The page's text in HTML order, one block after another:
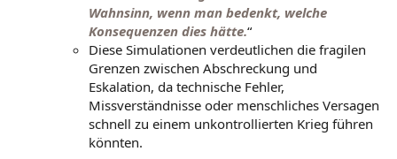
Wahnsinn, wenn man bedenkt, welche
Konsequenzen dies hätte.“
Diese Simulationen verdeutlichen die fragilen
Grenzen zwischen Abschreckung und
Eskalation, da technische Fehler,
Missverständnisse oder menschliches Versagen
schnell zu einem unkontrollierten Krieg führen
könnten.